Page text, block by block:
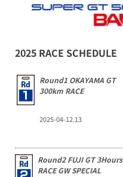
2025 RACE SCHEDULE
Round1 OKAYAMA GT
300km RACE
2025-04-12.13
Round2 FUJI GT 3Hours
RACE GW SPECIAL